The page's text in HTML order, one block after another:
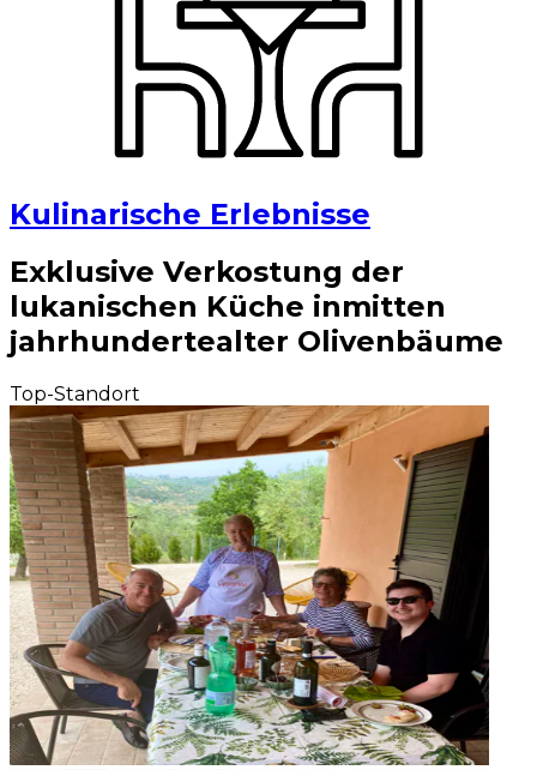
Kulinarische Erlebnisse
Exklusive Verkostung der
lukanischen Küche inmitten
jahrhundertealter Olivenbäume
Top-Standort